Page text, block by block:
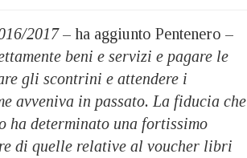
2017– ha aggiunto Pentenero –
beni e servizi e pagare le
gli scontrini e attendere i
avveniva in passato. La fiducia che
ha determinato una fortissimo
di quelle relative al voucher libri